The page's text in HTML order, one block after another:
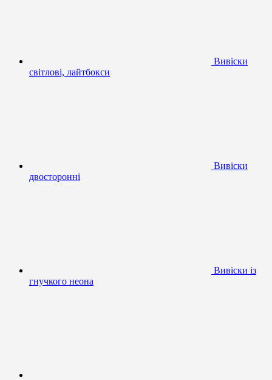
Вивіски
світлові, лайтбокси
Вивіски
двосторонні
Вивіски із
гнучкого неона